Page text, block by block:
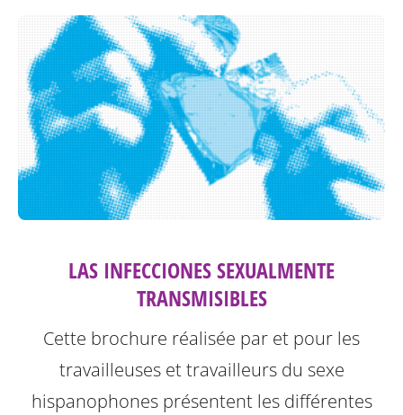
LAS INFECCIONES SEXUALMENTE
TRANSMISIBLES
Cette brochure réalisée par et pour les
travailleuses et travailleurs du sexe
hispanophones présentent les différentes